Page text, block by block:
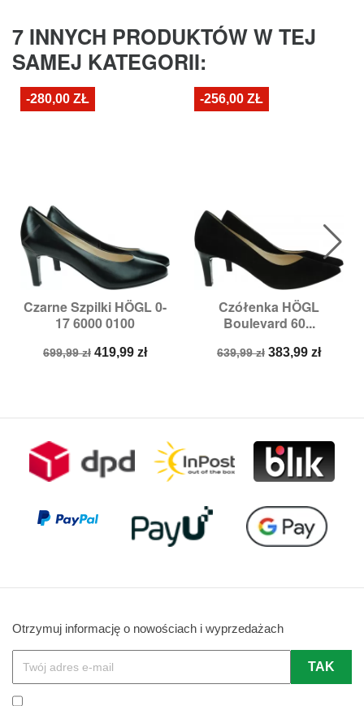
7 INNYCH PRODUKTÓW W TEJ
SAMEJ KATEGORII:
Czarne Szpilki HÖGL 0-
17 6000 0100
Cena
699,99 zł Cena
419,99 zł
-280,00 ZŁ
Czółenka HÖGL
Boulevard 60...
Cena
639,99 zł Cena
383,99 zł
-256,00 ZŁ
Otrzymuj informację o nowościach i wyprzedażach